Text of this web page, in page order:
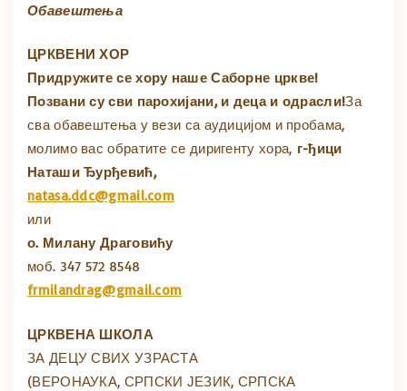
Обавештења
ЦРКВЕНИ ХОР
Придружите се хору наше Саборне цркве!
Позвани су сви парохијани, и деца и одрасли!За
сва обавештења у вези са аудицијом и пробама,
молимо вас обратите се диригенту хора, г-ђици
Наташи Ђурђевић,
natasa.ddc@gmail.com
или
о. Милану Драговићу
моб. 347 572 8548
frmilandrag@gmail.com
ЦРКВЕНА ШКОЛА
ЗА ДЕЦУ СВИХ УЗРАСТА
(ВЕРОНАУКА, СРПСКИ ЈЕЗИК, СРПСКА